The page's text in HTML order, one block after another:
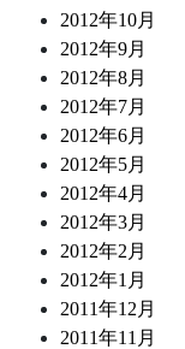
2012年10月
2012年9月
2012年8月
2012年7月
2012年6月
2012年5月
2012年4月
2012年3月
2012年2月
2012年1月
2011年12月
2011年11月